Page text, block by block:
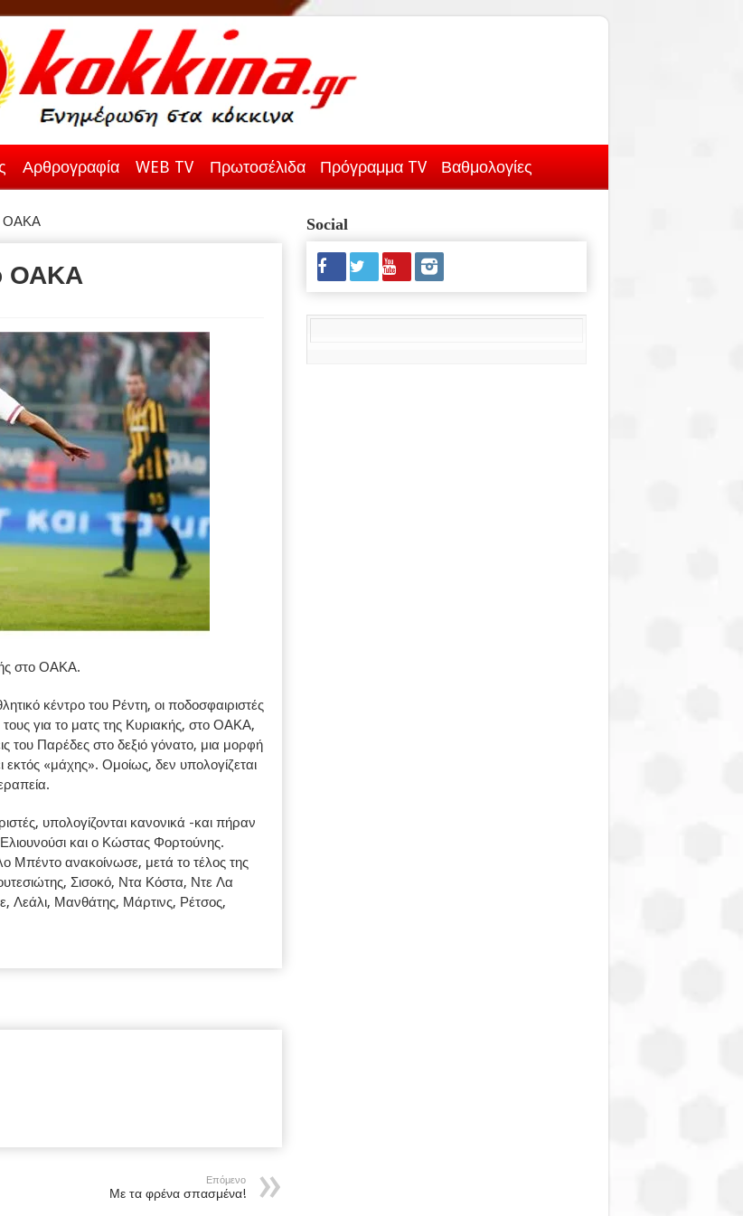
Αρθρογραφία WEB TV Πρωτοσέλιδα Πρόγραμμα TV Βαθμολογίες
ΟΑΚΑ
ΟΑΚΑ
στο ΟΑΚΑ.
κέντρο του Ρέντη, οι ποδοσφαιριστές
για το ματς της Κυριακής, στο ΟΑΚΑ,
του Παρέδες στο δεξιό γόνατο, μια μορφή
εκτός «μάχης». Ομοίως, δεν υπολογίζεται
υπολογίζονται κανονικά -και πήραν
και ο Κώστας Φορτούνης.
Μπέντο ανακοίνωσε, μετά το τέλος της
Σισοκό, Ντα Κόστα, Ντε Λα
Λεάλι, Μανθάτης, Μάρτινς, Ρέτσος,
Επόμενο
Με τα φρένα σπασμένα!
Social